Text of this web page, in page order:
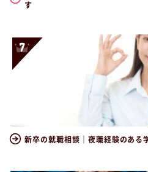
す
新卒の就職相談｜夜職経験のある